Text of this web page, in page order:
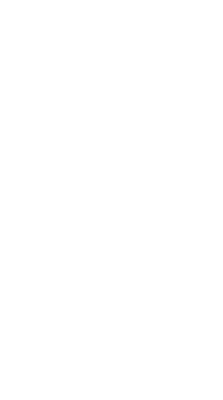
черно-белый